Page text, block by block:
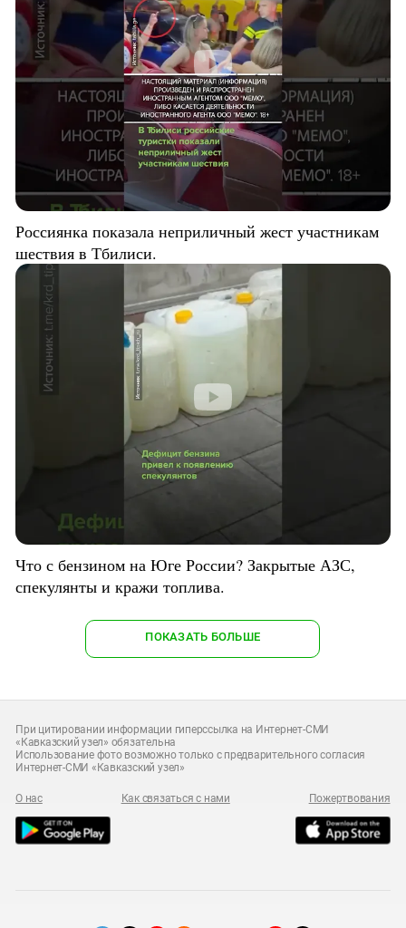
Россиянка показала неприличный жест участникам
шествия в Тбилиси.
Что с бензином на Юге России? Закрытые АЗС,
спекулянты и кражи топлива.
ПОКАЗАТЬ БОЛЬШЕ
При цитировании информации гиперссылка на Интернет-СМИ
«Кавказский узел» обязательна
Использование фото возможно только с предварительного согласия
Интернет-СМИ «Кавказский узел»
О нас Как связаться с нами Пожертвования